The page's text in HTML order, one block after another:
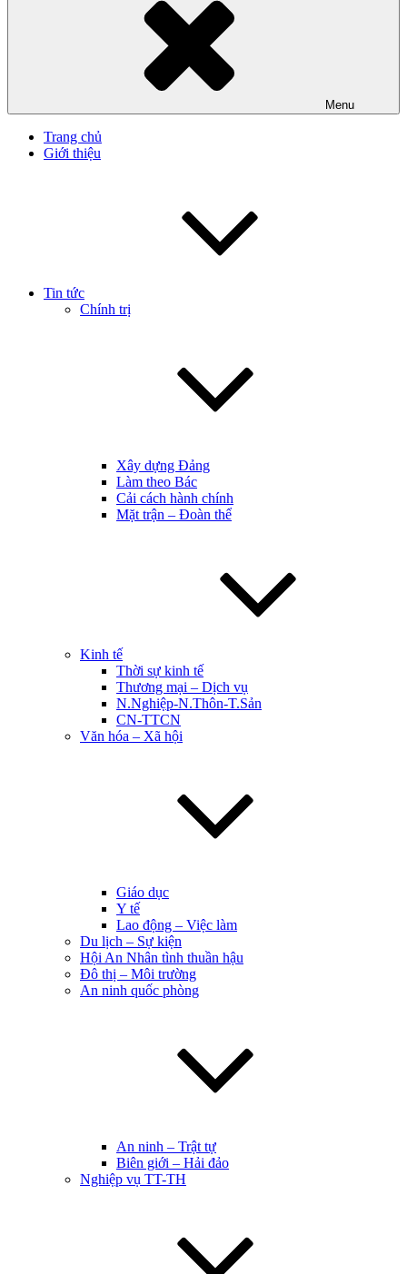
Menu
Trang chủ
Giới thiệu
Tin tức
Chính trị
Xây dựng Đảng
Làm theo Bác
Cải cách hành chính
Mặt trận – Đoàn thể
Kinh tế
Thời sự kinh tế
Thương mại – Dịch vụ
N.Nghiệp-N.Thôn-T.Sản
CN-TTCN
Văn hóa – Xã hội
Giáo dục
Y tế
Lao động – Việc làm
Du lịch – Sự kiện
Hội An Nhân tình thuần hậu
Đô thị – Môi trường
An ninh quốc phòng
An ninh – Trật tự
Biên giới – Hải đảo
Nghiệp vụ TT-TH